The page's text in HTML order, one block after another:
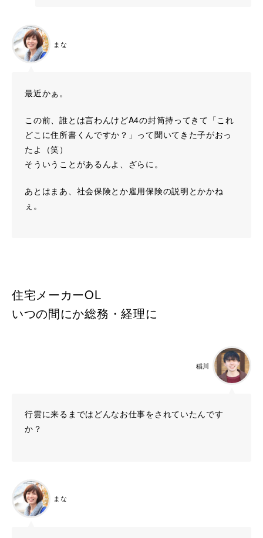
まな
最近かぁ。
この前、誰とは言わんけどA4の封筒持ってきて「これ
どこに住所書くんですか？」って聞いてきた子がおっ
たよ（笑）
そういうことがあるんよ、ざらに。
あとはまあ、社会保険とか雇用保険の説明とかかね
ぇ。
住宅メーカーOL
いつの間にか総務・経理に
稲川
行雲に来るまではどんなお仕事をされていたんです
か？
まな